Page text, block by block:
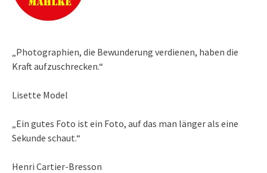
„Photographien, die Bewunderung verdienen, haben die
Kraft aufzuschrecken.“
Lisette Model
„Ein gutes Foto ist ein Foto, auf das man länger als eine
Sekunde schaut.“
Henri Cartier-Bresson